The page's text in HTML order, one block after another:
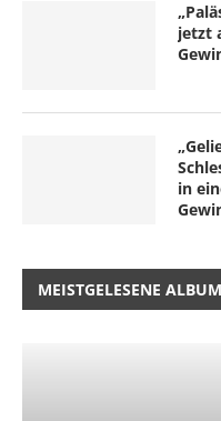
jetzt
in
MEISTGELESENE